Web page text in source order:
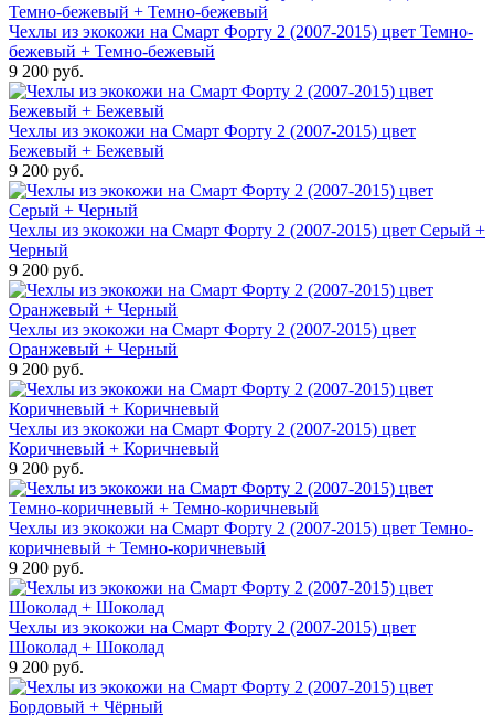
Чехлы из экокожи на Смарт Форту 2 (2007-2015) цвет Темно-
бежевый + Темно-бежевый
9 200 руб.
Чехлы из экокожи на Смарт Форту 2 (2007-2015) цвет
Бежевый + Бежевый
9 200 руб.
Чехлы из экокожи на Смарт Форту 2 (2007-2015) цвет Серый +
Черный
9 200 руб.
Чехлы из экокожи на Смарт Форту 2 (2007-2015) цвет
Оранжевый + Черный
9 200 руб.
Чехлы из экокожи на Смарт Форту 2 (2007-2015) цвет
Коричневый + Коричневый
9 200 руб.
Чехлы из экокожи на Смарт Форту 2 (2007-2015) цвет Темно-
коричневый + Темно-коричневый
9 200 руб.
Чехлы из экокожи на Смарт Форту 2 (2007-2015) цвет
Шоколад + Шоколад
9 200 руб.